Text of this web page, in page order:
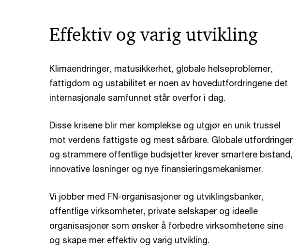
Effektiv og varig utvikling
Klimaendringer, matusikkerhet, globale helseproblemer,
fattigdom og ustabilitet er noen av hovedutfordringene det
internasjonale samfunnet står overfor i dag.
Disse krisene blir mer komplekse og utgjør en unik trussel
mot verdens fattigste og mest sårbare. Globale utfordringer
og strammere offentlige budsjetter krever smartere bistand,
innovative løsninger og nye finansieringsmekanismer.
Vi jobber med FN-organisasjoner og utviklingsbanker,
offentlige virksomheter, private selskaper og ideelle
organisasjoner som ønsker å forbedre virksomhetene sine
og skape mer effektiv og varig utvikling.